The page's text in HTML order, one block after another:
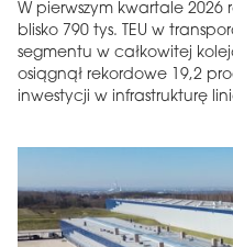
W pierwszym kwartale 2026
blisko 790 tys. TEU w
segmentu w całkowitej
osiągnął rekordowe 19,2
inwestycji w infrastrukturę